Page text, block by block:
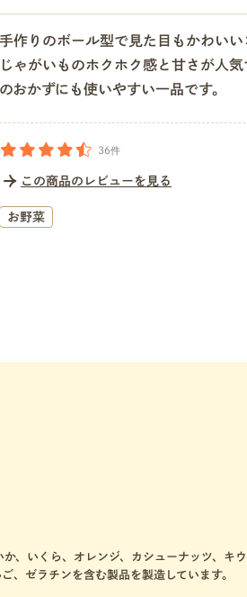
手作りのボール型で見た目もかわいい
じゃがいものホクホク感と甘さが人
のおかずにも使いやすい一品です。
36件
この商品のレビューを見る
お野菜
、いくら、オレンジ、カシューナッツ、キ
、ゼラチンを含む製品を製造しています。